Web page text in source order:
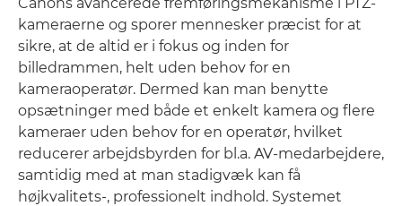
kameraerne og sporer mennesker præcist for at
sikre, at de altid er i fokus og inden for
billedrammen, helt uden behov for en
kameraoperatør. Dermed kan man benytte
opsætninger med både et enkelt kamera og flere
kameraer uden behov for en operatør, hvilket
reducerer arbejdsbyrden for bl.a. AV-medarbejdere,
samtidig med at man stadigvæk kan få
højkvalitets-, professionelt indhold. Systemet